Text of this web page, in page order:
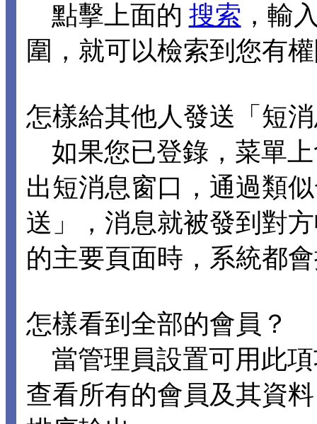
點擊上面的 搜索 ，輸
圍，就可以檢索到您有
怎樣給其他人發送「短
如果您已登錄，菜單
出短消息窗口，通過類
送」，消息就被發到對
的主要頁面時，系統都
怎樣看到全部的會員？
當管理員設置可用此
查看所有的會員及其資